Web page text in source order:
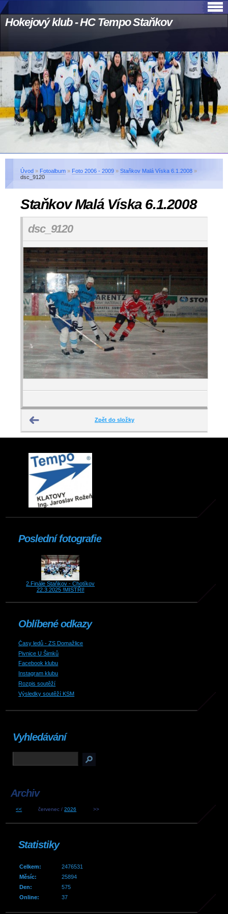
Hokejový klub - HC Tempo Staňkov
Úvod » Fotoalbum » Foto 2006 - 2009 » Staňkov Malá Víska 6.1.2008 »
dsc_9120
Staňkov Malá Víska 6.1.2008
dsc_9120
Zpět do složky
Poslední fotografie
2.Finále Staňkov - Chotíkov
22.3.2025 !MISTŘI!
Oblíbené odkazy
Časy ledů - ZS Domažlice
Pivnice U Šimků
Facebook klubu
Instagram klubu
Rozpis soutěží
Výsledky soutěží KSM
Vyhledávání
Archiv
<< červenec /2026 >>
Statistiky
Online: 37
Celkem:
2476531
Měsíc:
25894
Den:
575